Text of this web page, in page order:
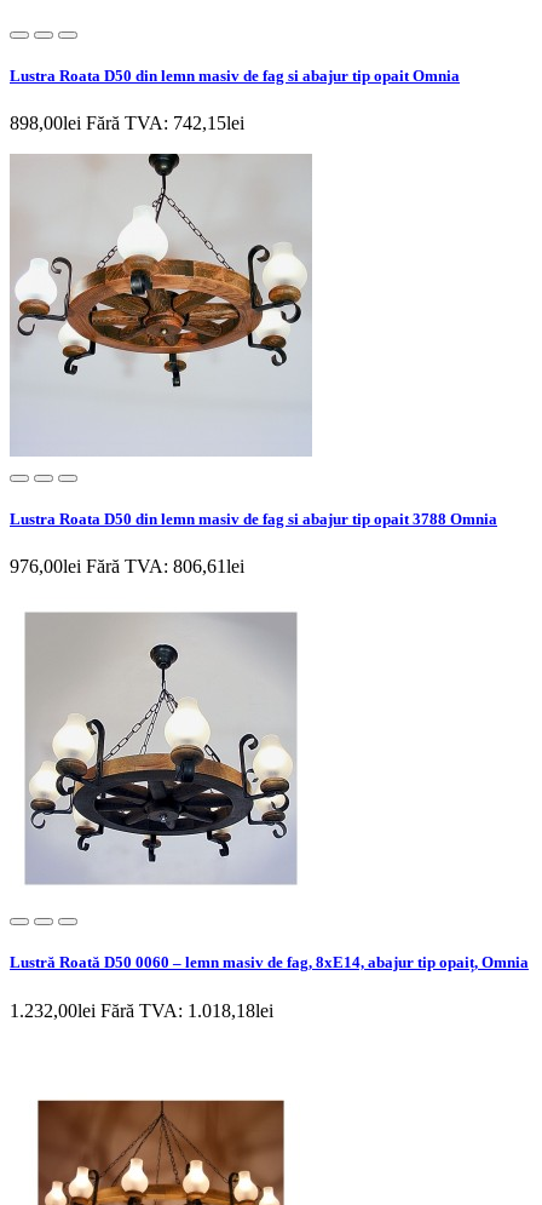
Lustra Roata D50 din lemn masiv de fag si abajur tip opait Omnia
898,00lei Fără TVA: 742,15lei
Lustra Roata D50 din lemn masiv de fag si abajur tip opait 3788 Omnia
976,00lei Fără TVA: 806,61lei
Lustră Roată D50 0060 – lemn masiv de fag, 8xE14, abajur tip opaiț, Omnia
1.232,00lei Fără TVA: 1.018,18lei